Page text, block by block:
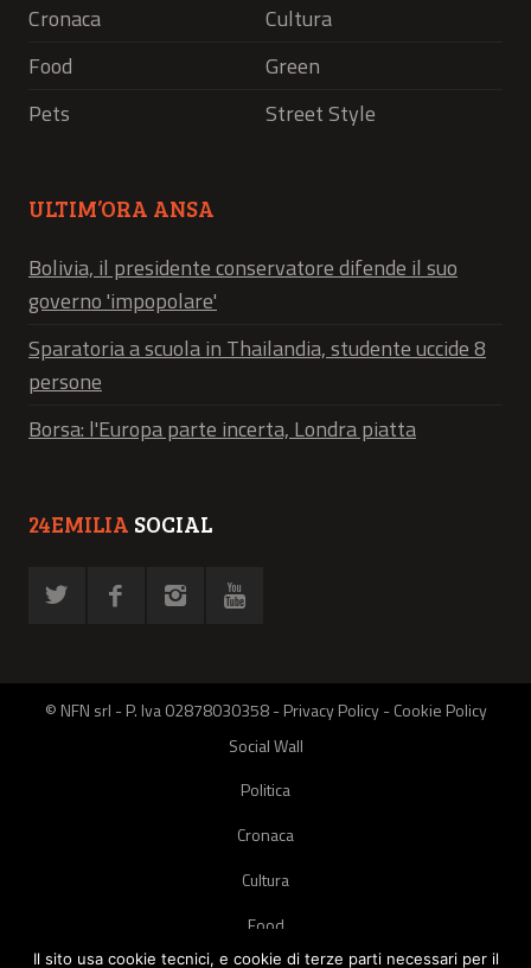
Cronaca
Cultura
Food
Green
Pets
Street Style
ULTIM’ORA ANSA
Bolivia, il presidente conservatore difende il suo
governo 'impopolare'
Sparatoria a scuola in Thailandia, studente uccide 8
persone
Borsa: l'Europa parte incerta, Londra piatta
24EMILIA SOCIAL
© NFN srl - P. Iva 02878030358 -Privacy Policy-Cookie Policy
Social Wall
Politica
Cronaca
Cultura
Food
Il sito usa cookie tecnici, e cookie di terze parti necessari per il